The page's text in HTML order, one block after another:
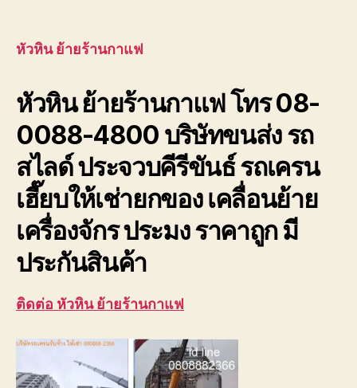
หัวหิน ย้ายร้านกาแฟ
หัวหิน ย้ายร้านกาแฟ โทร 08-
0088-4800 บริษัทขนส่ง รถ
สไลด์ ประจวบคีรีขันธ์ รถเครน
เฮี๊ยบให้เช่ายกของ เคลื่อนย้าย
เครื่องจักร ประมง ราคาถูก มี
ประกันสินค้า
ติดต่อ หัวหิน ย้ายร้านกาแฟ